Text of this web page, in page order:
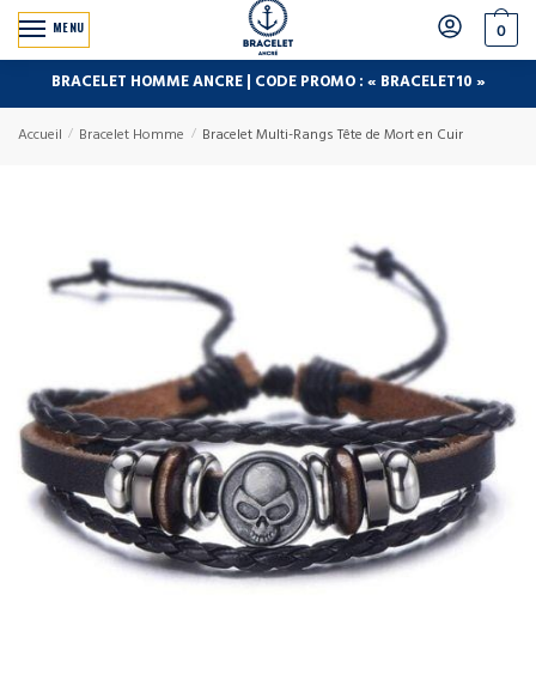
MENU 0
BRACELET HOMME ANCRE | CODE PROMO : « BRACELET10 »
Accueil / Bracelet Homme / Bracelet Multi-Rangs Tête de Mort en Cuir